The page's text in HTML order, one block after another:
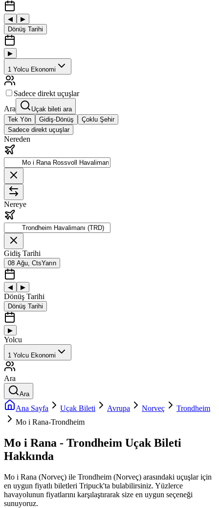
◀
▶
Dönüş Tarihi
▶
1 Yolcu Ekonomi
Sadece direkt uçuşlar
Ara
Uçak bileti ara
Tek Yön
Gidiş-Dönüş
Çoklu Şehir
Sadece direkt uçuşlar
Nereden
Nereye
Gidiş Tarihi
08 Ağu, CtsYarın
◀ ▶
Dönüş Tarihi
Dönüş Tarihi
▶
Yolcu
1 Yolcu Ekonomi
Ara
Ara
Ana Sayfa Uçak Bileti Avrupa Norveç
Trondheim
Mo i Rana-Trondheim
Mo i Rana - Trondheim Uçak Bileti
Hakkında
Mo i Rana (Norveç) ile Trondheim (Norveç) arasındaki uçuşlar için
en uygun fiyatlı biletleri Tripuck'ta bulabilirsiniz. Yüzlerce
havayolunun fiyatlarını karşılaştırarak size en uygun seçeneği
sunuyoruz.